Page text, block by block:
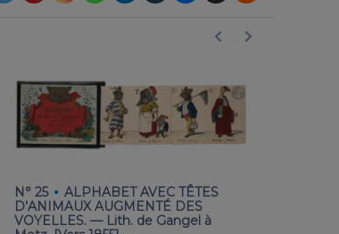
N° 25 · ALPHABET AVEC TÊTES
D’ANIMAUX AUGMENTÉ DES
VOYELLES. — Lith. de Gangel à